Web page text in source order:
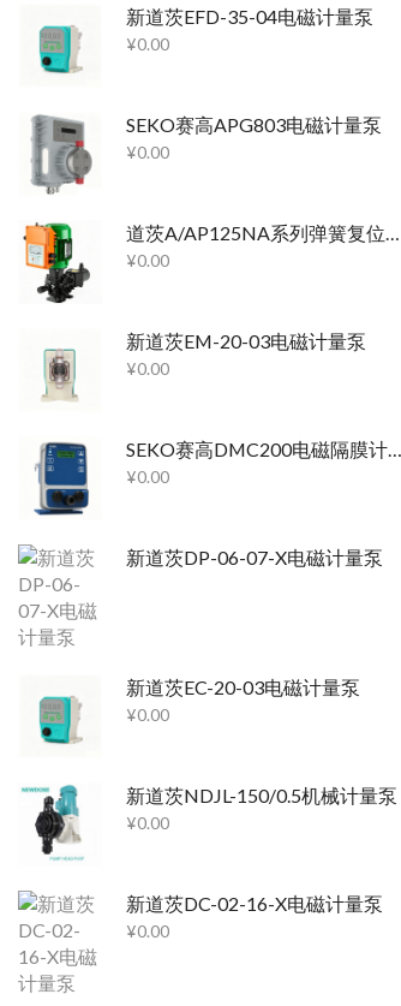
新道茨EFD-35-04电磁计量泵
¥0.00
SEKO赛高APG803电磁计量泵
¥0.00
道茨A/AP125NA系列弹簧复位柱塞泵
¥0.00
新道茨EM-20-03电磁计量泵
¥0.00
SEKO赛高DMC200电磁隔膜计量泵
¥0.00
新道茨DP-06-07-X电磁计量泵
新道茨EC-20-03电磁计量泵
¥0.00
新道茨NDJL-150/0.5机械计量泵
¥0.00
新道茨DC-02-16-X电磁计量泵
¥0.00